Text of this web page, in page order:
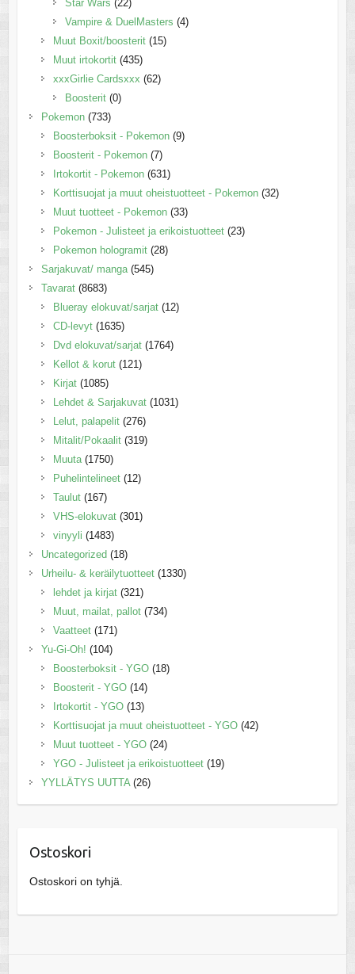
Star Wars (22)
Vampire & DuelMasters (4)
Muut Boxit/boosterit (15)
Muut irtokortit (435)
xxxGirlie Cardsxxx (62)
Boosterit (0)
Pokemon (733)
Boosterboksit - Pokemon (9)
Boosterit - Pokemon (7)
Irtokortit - Pokemon (631)
Korttisuojat ja muut oheistuotteet - Pokemon (32)
Muut tuotteet - Pokemon (33)
Pokemon - Julisteet ja erikoistuotteet (23)
Pokemon hologramit (28)
Sarjakuvat/ manga (545)
Tavarat (8683)
Blueray elokuvat/sarjat (12)
CD-levyt (1635)
Dvd elokuvat/sarjat (1764)
Kellot & korut (121)
Kirjat (1085)
Lehdet & Sarjakuvat (1031)
Lelut, palapelit (276)
Mitalit/Pokaalit (319)
Muuta (1750)
Puhelintelineet (12)
Taulut (167)
VHS-elokuvat (301)
vinyyli (1483)
Uncategorized (18)
Urheilu- & keräilytuotteet (1330)
lehdet ja kirjat (321)
Muut, mailat, pallot (734)
Vaatteet (171)
Yu-Gi-Oh! (104)
Boosterboksit - YGO (18)
Boosterit - YGO (14)
Irtokortit - YGO (13)
Korttisuojat ja muut oheistuotteet - YGO (42)
Muut tuotteet - YGO (24)
YGO - Julisteet ja erikoistuotteet (19)
YYLLÄTYS UUTTA (26)
Ostoskori
Ostoskori on tyhjä.